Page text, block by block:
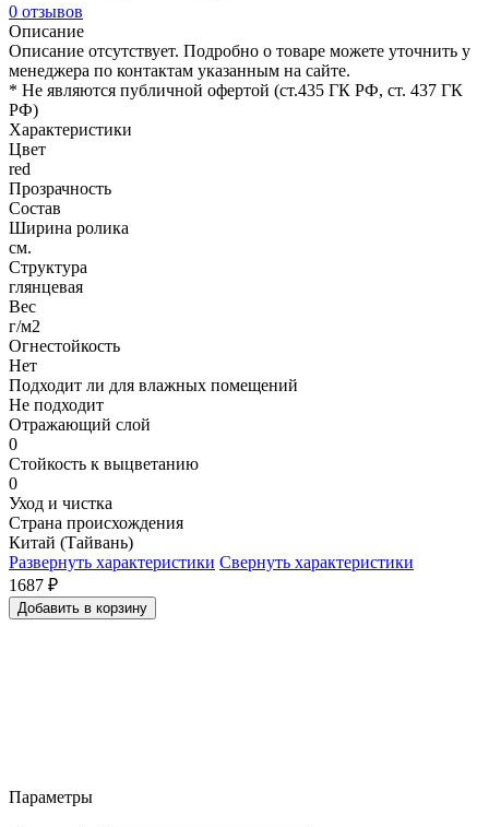
0 отзывов
Описание
Описание отсутствует. Подробно о товаре можете уточнить у
менеджера по контактам указанным на сайте.
* Не являются публичной офертой (ст.435 ГК РФ, cт. 437 ГК
РФ)
Характеристики
Цвет
red
Прозрачность
Состав
Ширина ролика
см.
Структура
глянцевая
Вес
г/м2
Огнестойкость
Нет
Подходит ли для влажных помещений
Не подходит
Отражающий слой
0
Стойкость к выцветанию
0
Уход и чистка
Страна происхождения
Китай (Тайвань)
Развернуть характеристики Свернуть характеристики
1687 ₽
Добавить в корзину
Параметры